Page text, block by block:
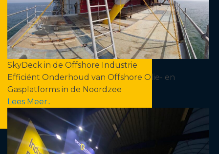
SkyDeck in de Offshore Industrie
Efficiënt Onderhoud van Offshore Olie- en
Gasplatforms in de Noordzee
Lees Meer..